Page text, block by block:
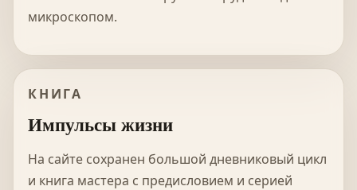
микроскопом.
КНИГА
Импульсы жизни
На сайте сохранен большой дневниковый цикл
и книга мастера с предисловием и серией